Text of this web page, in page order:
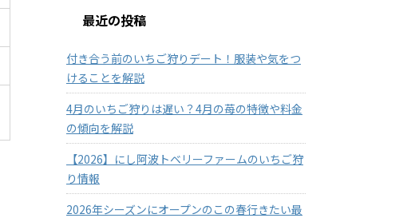
最近の投稿
付き合う前のいちご狩りデート！服装や気をつ
けることを解説
4月のいちご狩りは遅い？4月の苺の特徴や料金
の傾向を解説
【2026】にし阿波トベリーファームのいちご狩
り情報
2026年シーズンにオープンのこの春行きたい最